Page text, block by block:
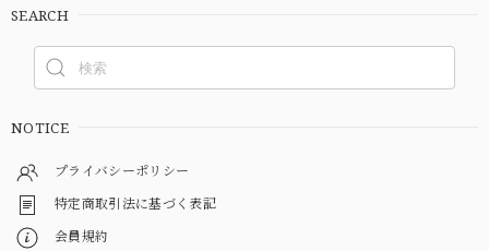
SEARCH
NOTICE
プライバシーポリシー
特定商取引法に基づく表記
会員規約